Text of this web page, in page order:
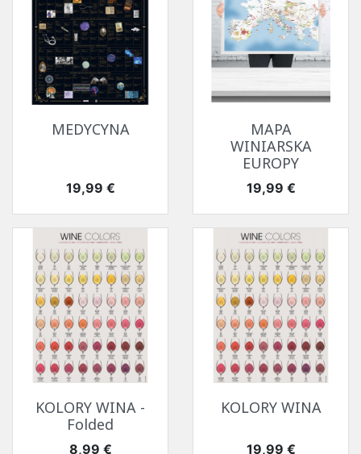
MEDYCYNA
Cena
19,99 €
MAPA
WINIARSKA
EUROPY
Cena
19,99 €
KOLORY WINA -
Folded
Cena
8,99 €
KOLORY WINA
Cena
19,99 €